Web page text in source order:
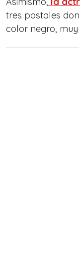
tres postales
color negro,